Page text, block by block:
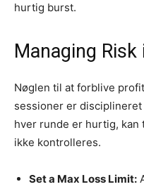
hurtig burst.
Managing Risk
Nøglen til at forblive
sessioner er
hver runde er hurtig, kan
ikke kontrolleres.
Set a Max Loss Limit: